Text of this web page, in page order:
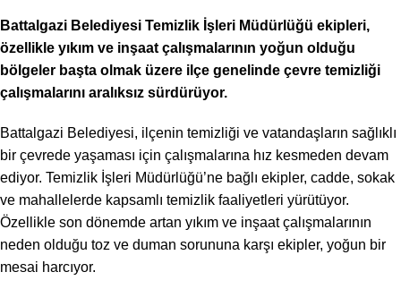
Battalgazi Belediyesi Temizlik İşleri Müdürlüğü ekipleri,
özellikle yıkım ve inşaat çalışmalarının yoğun olduğu
bölgeler başta olmak üzere ilçe genelinde çevre temizliği
çalışmalarını aralıksız sürdürüyor.
Battalgazi Belediyesi, ilçenin temizliği ve vatandaşların sağlıklı
bir çevrede yaşaması için çalışmalarına hız kesmeden devam
ediyor. Temizlik İşleri Müdürlüğü’ne bağlı ekipler, cadde, sokak
ve mahallelerde kapsamlı temizlik faaliyetleri yürütüyor.
Özellikle son dönemde artan yıkım ve inşaat çalışmalarının
neden olduğu toz ve duman sorununa karşı ekipler, yoğun bir
mesai harcıyor.